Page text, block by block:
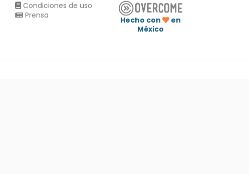
Condiciones de uso
Prensa
Hecho con
en
México